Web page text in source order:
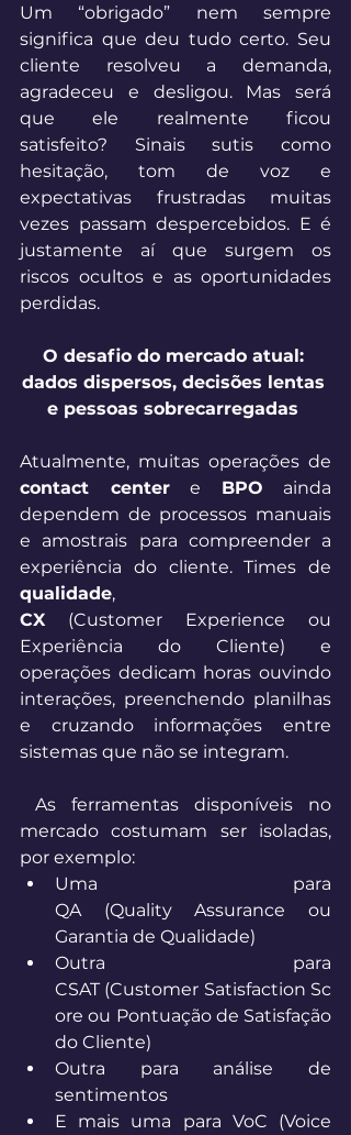
Um “obrigado” nem sempre
significa que deu tudo certo. Seu
cliente resolveu a demanda,
agradeceu e desligou. Mas será
que ele realmente ficou
satisfeito? Sinais sutis como
hesitação, tom de voz e
expectativas frustradas muitas
vezes passam despercebidos. E é
justamente aí que surgem os
riscos ocultos e as oportunidades
perdidas.
O desafio do mercado atual:
dados dispersos, decisões lentas
e pessoas sobrecarregadas
contact center e BPO ainda
dependem de processos manuais
e amostrais para compreender a
qualidade
CX (Customer Experience ou
Experiência do Cliente) e
operações dedicam horas ouvindo
interações, preenchendo planilhas
e cruzando informações entre
sistemas que não se integram.
As ferramentas disponíveis no
mercado costumam ser isoladas,
por exemplo:
Uma para
QA (Quality Assurance ou
Garantia de Qualidade)
Outra para
CSAT (Customer Satisfaction Sc
ore ou Pontuação de Satisfação
do Cliente)
Outra para análise de
sentimentos
E mais uma para VoC (Voice